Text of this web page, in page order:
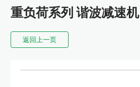
重负荷系列 谐波减速机
返回上一页